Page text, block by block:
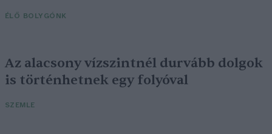
ÉLŐ BOLYGÓNK
Az alacsony vízszintnél durvább dolgok
is történhetnek egy folyóval
SZEMLE